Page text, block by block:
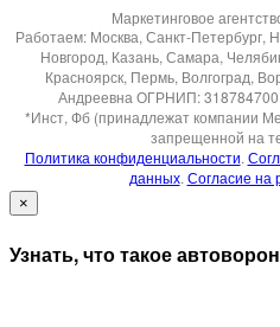
Маркетинговое
Работаем: Москва, Санкт-Петербург,
Новгород, Казань, Самара,
Красноярск, Пермь, Волгоград,
Андреевна ОГРНИП:
*Инст, Фб (принадлежат компании
запрещенной на
Политика конфиденциальности.
данных. Согласие на
×
Узнать, что такое